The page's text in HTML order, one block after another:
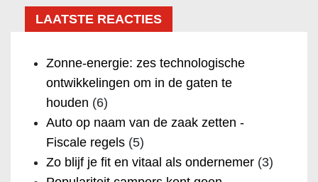
LAATSTE REACTIES
Zonne-energie: zes technologische
ontwikkelingen om in de gaten te
houden (6)
Auto op naam van de zaak zetten -
Fiscale regels (5)
Zo blijf je fit en vitaal als ondernemer (3)